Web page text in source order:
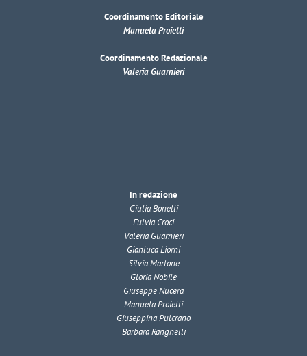
Coordinamento Editoriale
Manuela Proietti
Coordinamento Redazionale
Valeria Guarnieri
In redazione
Giulia Bonelli
Fulvia Croci
Valeria Guarnieri
Gianluca Liorni
Silvia Martone
Gloria Nobile
Giuseppe Nucera
Manuela Proietti
Giuseppina Pulcrano
Barbara Ranghelli